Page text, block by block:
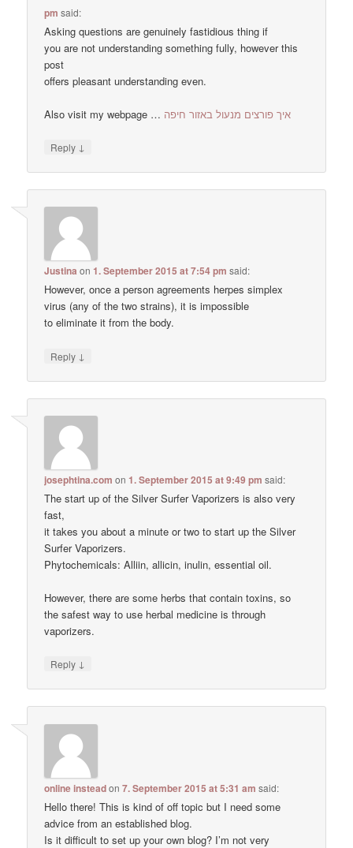
pm said:
Asking questions are genuinely fastidious thing if
you are not understanding something fully, however this
post
offers pleasant understanding even.
Also visit my webpage … איך פורצים מנעול באזור חיפה
Reply ↓
Justina on1. September 2015 at 7:54 pm said:
However, once a person agreements herpes simplex
virus (any of the two strains), it is impossible
to eliminate it from the body.
Reply ↓
josephtina.com on1. September 2015 at 9:49 pm said:
The start up of the Silver Surfer Vaporizers is also very
fast,
it takes you about a minute or two to start up the Silver
Surfer Vaporizers.
Phytochemicals: Alliin, allicin, inulin, essential oil.
However, there are some herbs that contain toxins, so
the safest way to use herbal medicine is through
vaporizers.
Reply ↓
online insteadon7. September 2015 at 5:31 am said:
Hello there! This is kind of off topic but I need some
advice from an established blog.
Is it difficult to set up your own blog? I’m not very